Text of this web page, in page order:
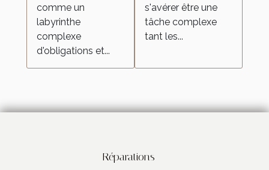
comme un
labyrinthe
complexe
d'obligations et...
s'avérer être une
tâche complexe
tant les...
Réparations